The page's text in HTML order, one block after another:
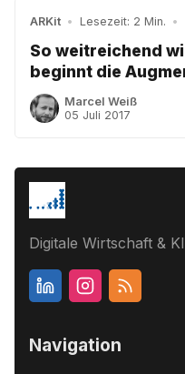
ARKit • Lesezeit: 2 Min. •
So weitreichend
beginnt die
Marcel Weiß
05 Juli 2017
Digitale Wirtschaft &
Navigation